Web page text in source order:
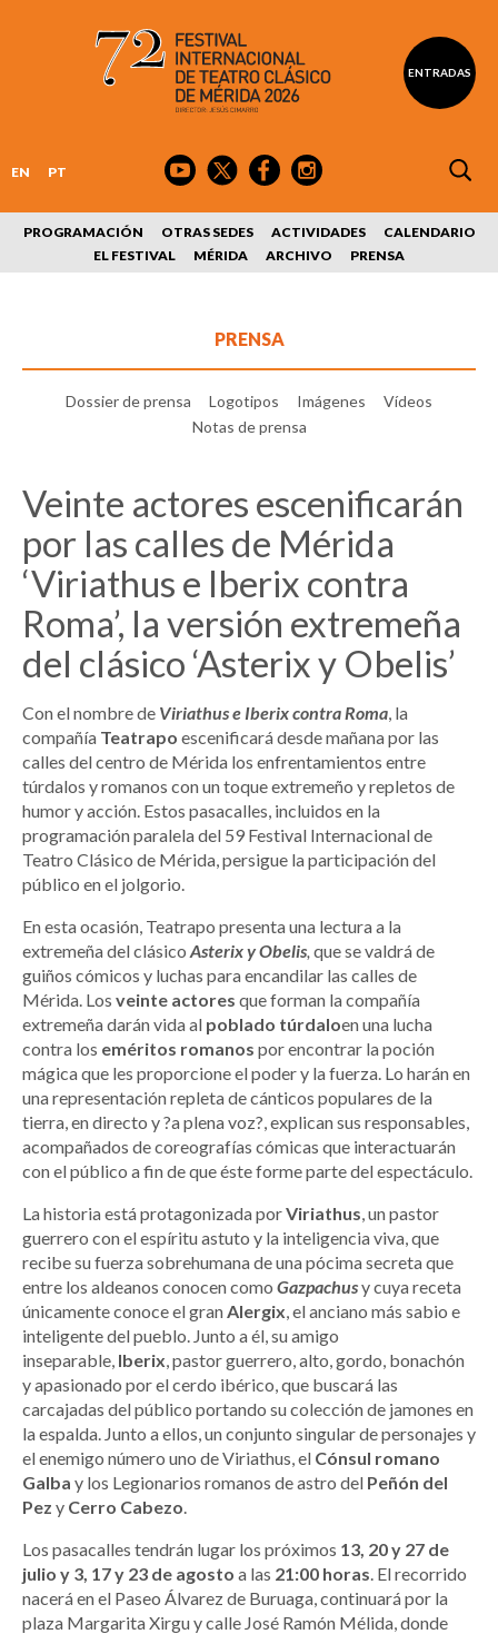
ENTRADAS
EN PT
PROGRAMACIÓN OTRAS SEDES ACTIVIDADES
CALENDARIO
EL FESTIVAL
MÉRIDA ARCHIVO PRENSA
PRENSA
Dossier de prensa Logotipos Imágenes
Vídeos
Notas de prensa
Veinte actores escenificarán
por las calles de Mérida
‘Viriathus e Iberix contra
Roma’, la versión extremeña
del clásico ‘Asterix y Obelis’
Con el nombre de Viriathus e Iberix contra Roma , la
compañía Teatrapo escenificará desde mañana por las
calles del centro de Mérida los enfrentamientos entre
túrdalos y romanos con un toque extremeño y repletos de
humor y acción. Estos pasacalles, incluidos en la
programación paralela del 59 Festival Internacional de
Teatro Clásico de Mérida, persigue la participación del
público en el jolgorio.
En esta ocasión, Teatrapo presenta una lectura a la
extremeña del clásico Asterix y Obelis que se valdrá de
guiños cómicos y luchas para encandilar las calles de
Mérida. Los veinte actores que forman la compañía
extremeña darán vida al poblado túrdaloen una lucha
contra los eméritos romanos por encontrar la poción
mágica que les proporcione el poder y la fuerza. Lo harán en
una representación repleta de cánticos populares de la
tierra, en directo y ?a plena voz?, explican sus responsables,
acompañados de coreografías cómicas que interactuarán
con el público a fin de que éste forme parte del espectáculo.
La historia está protagonizada porViriathus , un pastor
guerrero con el espíritu astuto y la inteligencia viva, que
recibe su fuerza sobrehumana de una pócima secreta que
entre los aldeanos conocen como Gazpachusy cuya receta
únicamente conoce el gran Alergix , el anciano más sabio e
inteligente del pueblo. Junto a él, su amigo
inseparable, Iberix , pastor guerrero, alto, gordo, bonachón
y apasionado por el cerdo ibérico, que buscará las
carcajadas del público portando su colección de jamones en
la espalda. Junto a ellos, un conjunto singular de personajes y
el enemigo número uno de Viriathus, el Cónsul romano
Galba y los Legionarios romanos de astro del Peñón del
Pez y Cerro Cabezo
Los pasacalles tendrán lugar los próximos 13, 20 y 27 de
julio y 3, 17 y 23 de agosto a las 21:00 horas . El recorrido
nacerá en el Paseo Álvarez de Buruaga, continuará por la
plaza Margarita Xirgu y calle José Ramón Mélida, donde